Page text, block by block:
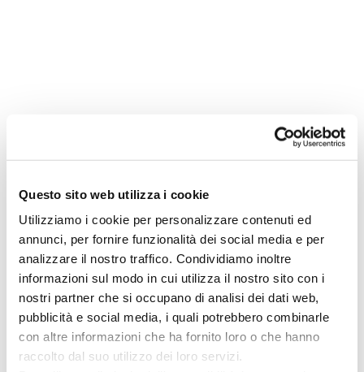
Questo sito web utilizza i cookie
Utilizziamo i cookie per personalizzare contenuti ed
annunci, per fornire funzionalità dei social media e per
analizzare il nostro traffico. Condividiamo inoltre
informazioni sul modo in cui utilizza il nostro sito con i
nostri partner che si occupano di analisi dei dati web,
pubblicità e social media, i quali potrebbero combinarle
con altre informazioni che ha fornito loro o che hanno
raccolto dal suo utilizzo dei loro servizi.